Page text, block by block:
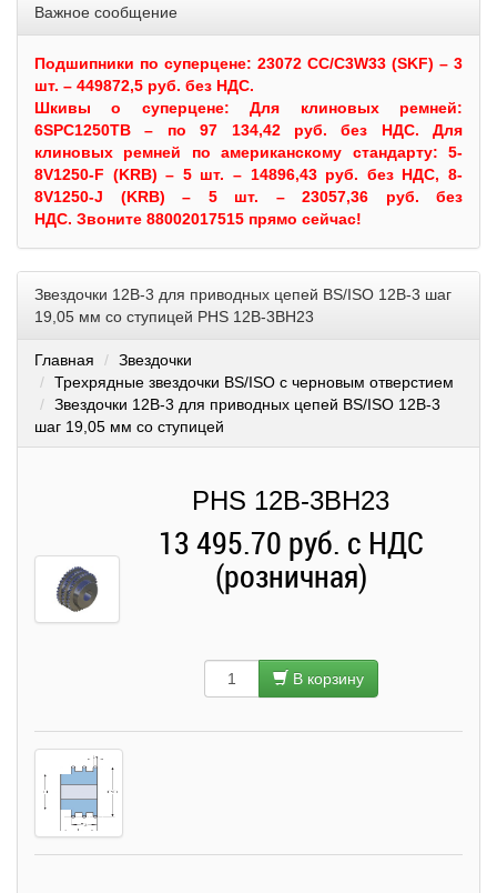
Важное сообщение
Подшипники по суперцене: 23072 CC/C3W33 (SKF) – 3
шт. – 449872,5 руб. без НДС.
Шкивыо суперцене:Для клиновых ремней:
6SPC1250TB – по 97 134,42 руб. без НДС. Для
клиновых ремней по американскому стандарту: 5-
8V1250-F (KRB) – 5 шт. – 14896,43 руб. без НДС, 8-
8V1250-J (KRB) – 5 шт. – 23057,36 руб. без
НДС. Звоните 88002017515 прямо сейчас!
Звездочки 12B-3 для приводных цепей BS/ISO 12B-3 шаг
19,05 мм со ступицей PHS 12B-3BH23
Главная
Звездочки
Трехрядные звездочки BS/ISO с черновым отверстием
Звездочки 12B-3 для приводных цепей BS/ISO 12B-3
шаг 19,05 мм со ступицей
PHS 12B-3BH23
13 495.70 руб. с НДС
(розничная)
В корзину